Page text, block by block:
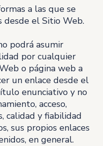
a las que se
desde el Sitio Web.
podrá asumir
por cualquier
o página web a
un enlace desde el
enunciativo y no
acceso,
calidad y fiabilidad
sus propios enlaces
en general.